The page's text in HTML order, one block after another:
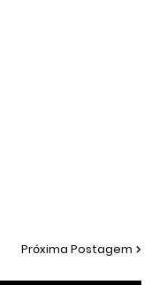
Próxima Postagem